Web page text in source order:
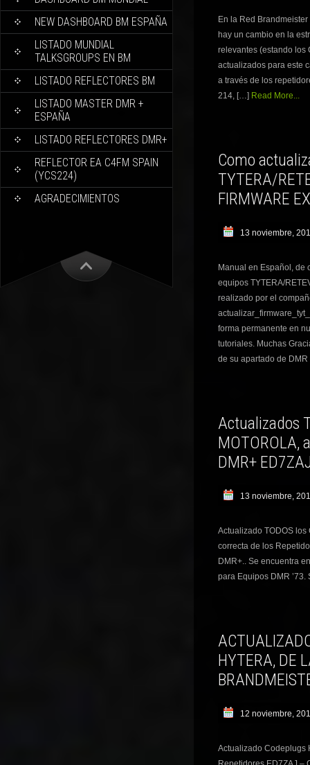
NEW DASHBOARD BM ESPAÑA
LISTADO MUNDIAL
TALKSGROUPS EN BM
LISTADO REFLECTORES BM
LISTADO MASTER DMR +
ESPAÑA
LISTADO REFLECTORES DMR+
REFLECTOR EA C4FM SPAIN
(YCS224)
AGRADECIMIENTOS
En la Red
hay un cambio en la
relevantes (estando los
actualizados para este
a través de los
214, […] Read More...
Como
TYTERA/
FIRMWARE
13 noviembre,
Manual en Español, de
equipos TYTERA/
realizado por el
forma permanente en
tutoriales. Muchas
de su apartado de
Actualizados
MOTOROLA,
DMR+
13 noviembre,
Actualizado TODOS los
correcta de los
DMR+.. Se encuentra
para Equipos DMR ’73.
HYTERA, DE
12 noviembre,
Actualizado Codeplugs